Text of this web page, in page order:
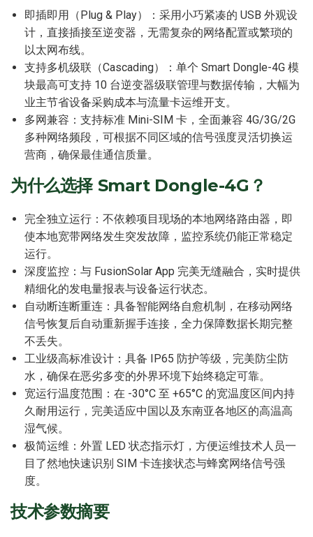
即插即用（Plug & Play）：采用小巧紧凑的 USB 外观设
计，直接插接至逆变器，无需复杂的网络配置或繁琐的
以太网布线。
支持多机级联（Cascading）：单个 Smart Dongle-4G 模
块最高可支持 10 台逆变器级联管理与数据传输，大幅为
业主节省设备采购成本与流量卡运维开支。
多网兼容：支持标准 Mini-SIM 卡，全面兼容 4G/3G/2G
多种网络频段，可根据不同区域的信号强度灵活切换运
营商，确保最佳通信质量。
为什么选择 Smart Dongle-4G？
完全独立运行：不依赖项目现场的本地网络路由器，即
使本地宽带网络发生突发故障，监控系统仍能正常稳定
运行。
深度监控：与 FusionSolar App 完美无缝融合，实时提供
精细化的发电量报表与设备运行状态。
自动断连断重连：具备智能网络自愈机制，在移动网络
信号恢复后自动重新握手连接，全力保障数据长期完整
不丢失。
工业级高标准设计：具备 IP65 防护等级，完美防尘防
水，确保在恶劣多变的外界环境下始终稳定可靠。
宽运行温度范围：在 -30°C 至 +65°C 的宽温度区间内持
久耐用运行，完美适应中国以及东南亚各地区的高温高
湿气候。
极简运维：外置 LED 状态指示灯，方便运维技术人员一
目了然地快速识别 SIM 卡连接状态与蜂窝网络信号强
度。
技术参数摘要